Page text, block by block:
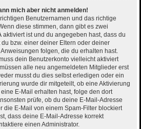
mich aber nicht anmelden!
Benutzernamen und das richtige
diese stimmen, dann gibt es zwei
aktiviert ist und du angegeben hast, dass du
bzw. einer deiner Eltern oder deiner
folgen, die du erhalten hast.
dein Benutzerkonto vielleicht aktiviert
alle neu angemeldeten Mitglieder erst
musst du dies selbst erledigen oder ein
wurde dir mitgeteilt, ob eine Aktivierung
E-Mail erhalten hast, folge den dort
prüfe, ob du deine E-Mail-Adresse
die E-Mail von einem Spam-Filter blockiert
dass deine E-Mail-Adresse korrekt
einen Administrator.